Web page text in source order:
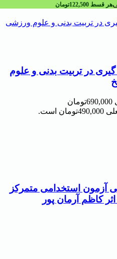
هر قسط 122,500تومان
در تربیت بدنی و علوم
قیمت اصلی 690,000تومان
است.
طلایی آزمون استخدامی متمرکز
کاظم آرمان پور